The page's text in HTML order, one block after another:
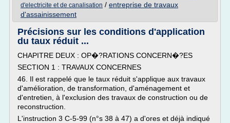
d'electricite et de canalisation / entreprise de travaux
d'assainissement
Précisions sur les conditions d'application
du taux réduit ...
CHAPITRE DEUX : OP�?RATIONS CONCERN�?ES
SECTION 1 : TRAVAUX CONCERNES
46. Il est rappelé que le taux réduit s'applique aux travaux
d'amélioration, de transformation, d'aménagement et
d'entretien, à l'exclusion des travaux de construction ou de
reconstruction.
L'instruction 3 C-5-99 (n°s 38 à 47) a d'ores et déjà indiqué